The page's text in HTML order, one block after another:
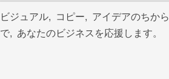
ビジュアル, コピー, アイデアのちから
で, あなたのビジネスを応援します。